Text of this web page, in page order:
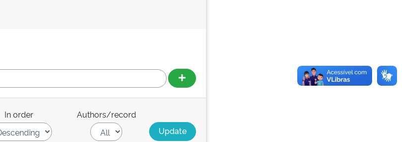
In order Authors/record